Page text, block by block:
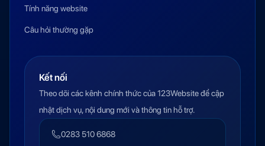
Tính năng website
Câu hỏi thường gặp
Kết nối
Theo dõi các kênh chính thức của 123Website để cập
nhật dịch vụ, nội dung mới và thông tin hỗ trợ.
0283 510 6868